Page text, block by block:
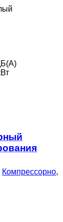
Компрессорно,